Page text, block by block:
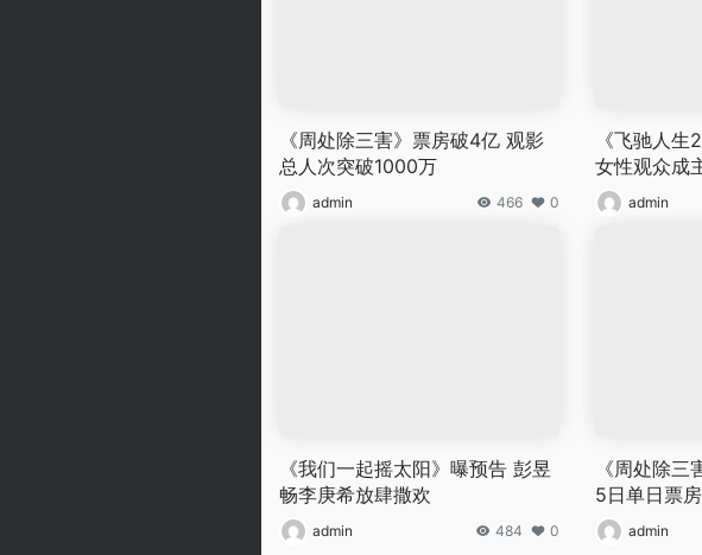
《周处除三害》票房破4亿 观影
总人次突破1000万
admin 466 0
《飞驰人
女性观众成
admin
《我们一起摇太阳》曝预告 彭昱
畅李庚希放肆撒欢
admin 484 0
《周处除
5日单日票
admin